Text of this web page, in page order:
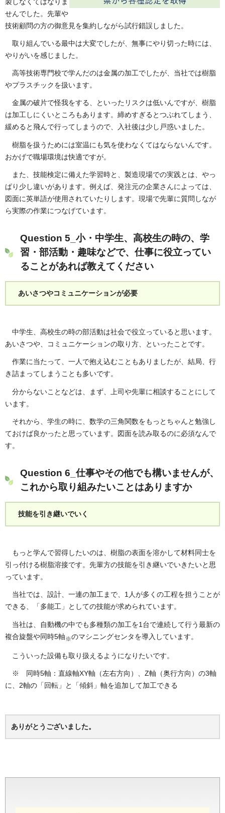
せんでした。先輩や
技術顧問の方の御意見を集約しながら試行錯誤しました。
取り組んでいる最中は大変でしたが、無事にやり切った時には、
やりがいを感じました。
高等技術専門校で学んだのは金属の加工でしたが、当社では樹脂
やプラスチックを扱います。
金属の破片で怪我をする、といったリスクは低いんですが、樹脂
は加工しにくいところもあります。締めすぎるとつぶれてしまう、
緩めると飛んで行ってしまうので、入社後は少し戸惑いました。
樹脂を扱うためには室温にも気を使わなくてはならないんです。
おかげで職場環境は快適ですが。
また、技能検定に備えた学習時と、製造現場での実践とは、やっ
ぱり少し違いがあります。例えば、発注元の企業さんによっては、
図面に英単語が使用されていたりします。現場で先輩に質問しなが
ら実際の作業につなげています。
Question 5_小・中学生、高校生の時の、学
習・部活動・趣味などで、仕事に役立ってい
ることがあれば教えてください
あいさつやコミュニケーションが必要
中学生、高校生の時の部活動は社会で役立っていると思います。
あいさつや、コミュニケーションの取り方、といったことです。
作業に当たって、一人で抱え込むこともありましたが、結局、行
き詰まってしまうことも多いです。
分からないことなどは、まず、上司や先輩に相談することにして
います。
それから、学生の時に、数学の三角関数をもっとちゃんと勉強し
ておけば良かったと思っています。図面を読み取るのに必須なんで
す。
Question 6_仕事やその他でも構いませんが、
これから取り組みたいことはありますか
技能を引き継いでいく
もっと学んで習得したいのは、樹脂の表面を溶かして材料同士を
引っ付ける樹脂溶接です。先輩方の技能を引き継いでいきたいと思
っています。
当社では、設計、一連の加工まで、1人が多くの工程を担うことが
できる、「多能工」としての技能が求められています。
当社は、自動機の中でも多種類の加工を1台で連続して行う最新の
複合旋盤や同時5軸※のマシニングセンタを導入しています。
こういった設備も取り扱えるようになりたいです。
※ 同時5軸：直線軸XY軸（左右方向）、Z軸（奥行方向）の3軸
に、2軸の「回転」と「傾斜」軸を追加して加工できる
ありがとうございました。